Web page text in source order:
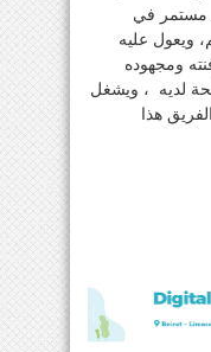
مستمر في
ويعول عليه
ومجهوده
لديه ، ويشغل
هذا